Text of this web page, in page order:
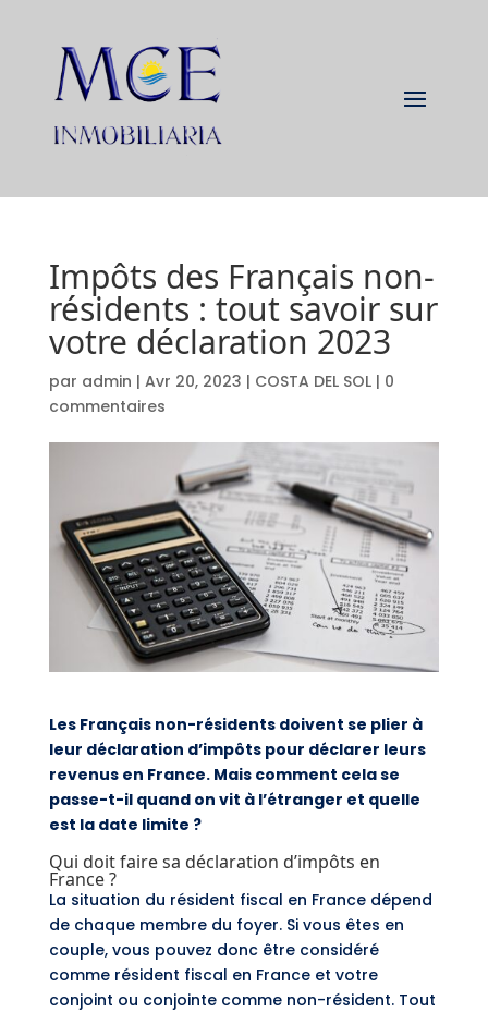
Impôts des Français non-
résidents : tout savoir sur
votre déclaration 2023
par admin | Avr 20, 2023 | COSTA DEL SOL| 0
commentaires
Les Français non-résidents doivent se plier à
leur déclaration d’impôts pour déclarer leurs
revenus en France. Mais comment cela se
passe-t-il quand on vit à l’étranger et quelle
est la date limite ?
Qui doit faire sa déclaration d’impôts en
France ?
La situation du résident fiscal en France dépend
de chaque membre du foyer. Si vous êtes en
couple, vous pouvez donc être considéré
comme résident fiscal en France et votre
conjoint ou conjointe comme non-résident. Tout